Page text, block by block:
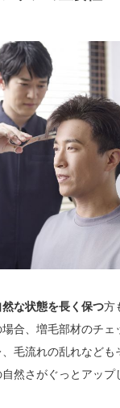
然な状態を長く保つ方
合、増毛部材のチェ
毛流れの乱れなども
然さがぐっとアップ